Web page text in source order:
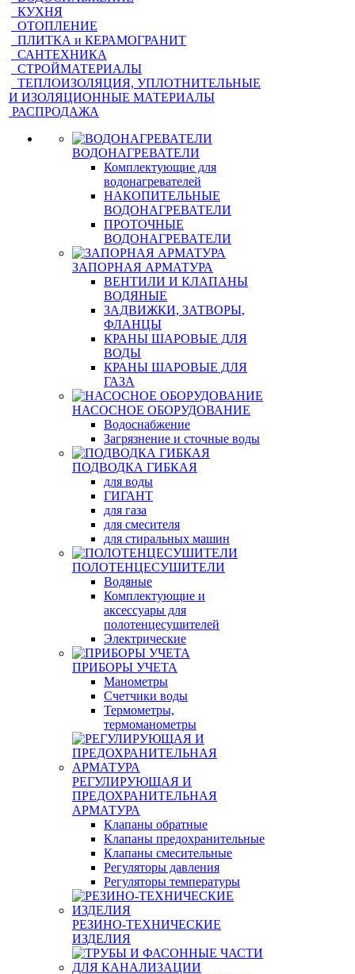
КУХНЯ
ОТОПЛЕНИЕ
ПЛИТКА и КЕРАМОГРАНИТ
САНТЕХНИКА
СТРОЙМАТЕРИАЛЫ
ТЕПЛОИЗОЛЯЦИЯ, УПЛОТНИТЕЛЬНЫЕ
И ИЗОЛЯЦИОННЫЕ МАТЕРИАЛЫ
РАСПРОДАЖА
ВОДОНАГРЕВАТЕЛИ
Комплектующие для
водонагревателей
НАКОПИТЕЛЬНЫЕ
ВОДОНАГРЕВАТЕЛИ
ПРОТОЧНЫЕ
ВОДОНАГРЕВАТЕЛИ
ЗАПОРНАЯ АРМАТУРА
ВЕНТИЛИ И КЛАПАНЫ
ВОДЯНЫЕ
ЗАДВИЖКИ, ЗАТВОРЫ,
ФЛАНЦЫ
КРАНЫ ШАРОВЫЕ ДЛЯ
ВОДЫ
КРАНЫ ШАРОВЫЕ ДЛЯ
ГАЗА
НАСОСНОЕ ОБОРУДОВАНИЕ
Водоснабжение
Загрязнение и сточные воды
ПОДВОДКА ГИБКАЯ
для воды
ГИГАНТ
для газа
для смесителя
для стиральных машин
ПОЛОТЕНЦЕСУШИТЕЛИ
Водяные
Комплектующие и
аксессуары для
полотенцесушителей
Электрические
ПРИБОРЫ УЧЕТА
Манометры
Счетчики воды
Термометры,
термоманометры
РЕГУЛИРУЮЩАЯ И
ПРЕДОХРАНИТЕЛЬНАЯ
АРМАТУРА
Клапаны обратные
Клапаны предохранительные
Клапаны смесительные
Регуляторы давления
Регуляторы температуры
РЕЗИНО-ТЕХНИЧЕСКИЕ
ИЗДЕЛИЯ